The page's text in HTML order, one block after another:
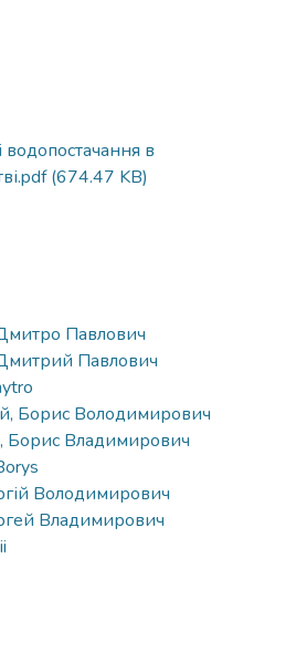
водопостачання в
(674.47 KB)
Павлович
Павлович
Борис Володимирович
Борис Владимирович
Володимирович
Владимирович